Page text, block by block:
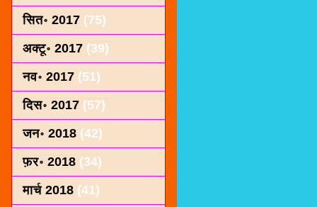
सित॰ 2017 (75)
अक्टू॰ 2017 (39)
नव॰ 2017 (51)
दिस॰ 2017 (57)
जन॰ 2018 (42)
फ़र॰ 2018 (34)
मार्च 2018 (41)